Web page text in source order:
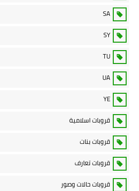
SA
SY
TU
UA
YE
قروبات اسلامية
قروبات بنات
قروبات تعارف
قروبات حالات وصور